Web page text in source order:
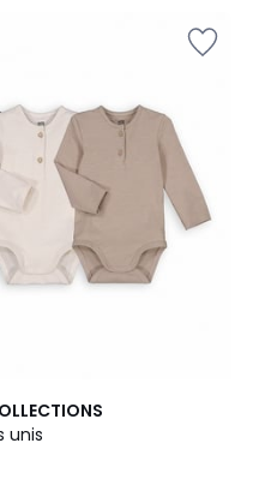
unis